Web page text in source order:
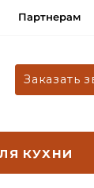
Партнерам
Заказать
КУХНИ